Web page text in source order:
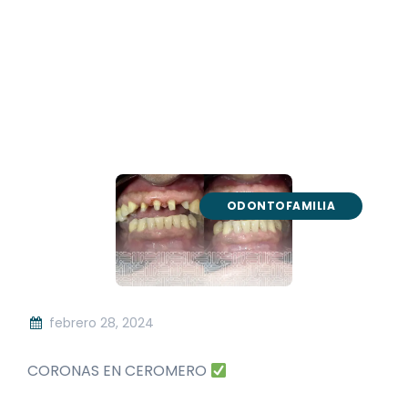
ODONTOFAMILIA
febrero 28, 2024
CORONAS EN CEROMERO